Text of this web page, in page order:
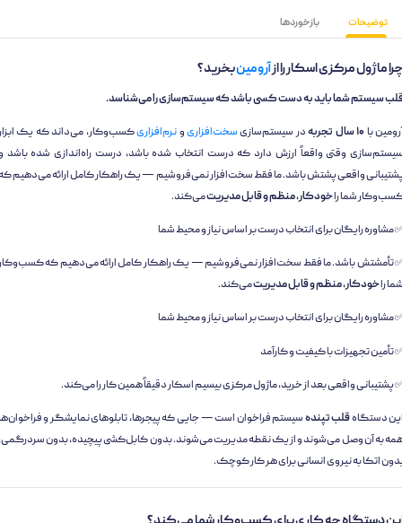
توضیحات بازخوردها
ماژول مرکزی اسکار را ازآرومینبخرید؟
سیستم شما باید به دست کسی باشد که سیستم‌سازی را می‌شناسد.
با۱۰ سال تجربه در سیستم‌سازیسخت‌افزاریونرم‌افزاریکسب‌وکار، می‌داند که یک ابزار
وقتی واقعاً ارزش دارد که درست انتخاب شده باشد، درست راه‌اندازی شده باشد و
واقعی پشتش باشد. ما فقط سخت‌افزار نمی‌فروشیم — یک راهکار کامل ارائه می‌دهیم که
شما راخودکار، منظم و قابل مدیریتمی‌کند.
مشاوره رایگان برای انتخاب درست بر اساس نیاز و محیط شما
تأمشتش باشد. ما فقط سخت‌افزار نمی‌فروشیم — یک راهکار کامل ارائه می‌دهیم که کسب‌وکار
راخودکار، منظم و قابل مدیریتمی‌کند.
مشاوره رایگان برای انتخاب درست بر اساس نیاز و محیط شما
تأمین تجهیزات با کیفیت و کارآمد
پشتیبانی واقعی بعد از خرید، ماژول مرکزی بیسیم اسکار دقیقاً همین کار را می‌کند.
دستگاهقلب تپندهسیستم فراخوان است — جایی که پیجرها، تابلوهای نمایشگر و فراخوان‌ها
به آن وصل می‌شوند و از یک نقطه مدیریت می‌شوند. بدون کابل‌کشی پیچیده، بدون سردرگمی،
اتکا به نیروی انسانی برای هر کار کوچک.